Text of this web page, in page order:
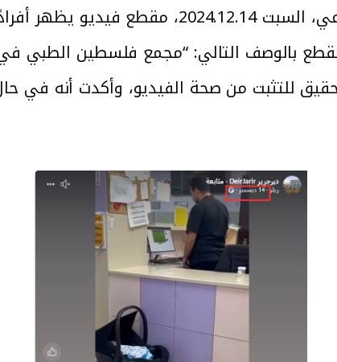
على مواقع التواصل الاجتماعي، السبت
بالوصف التالي: “مجمع فلسطين الطبي في
للتثبت من صحة الفيديو، وأكدت أنه في